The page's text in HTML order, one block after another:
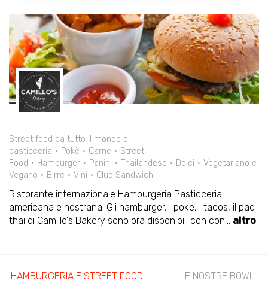
Street food da tutto il mondo e
pasticceria
Pokè Carne
Street
Food
Hamburger Panini Thailandese Dolci
Vegetariano e
Vegano
Birre Vini Club Sandwich
Ristorante internazionale Hamburgeria Pasticceria
americana e nostrana. Gli hamburger, i poke, i tacos, il pad
thai di Camillo's Bakery sono ora disponibili con con... altro
HAMBURGERIA E STREET FOOD LE NOSTRE BOWL